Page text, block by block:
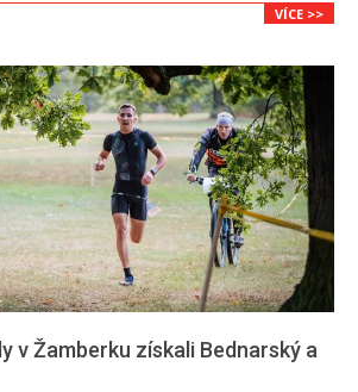
VÍCE >>
v Žamberku získali Bednarský a